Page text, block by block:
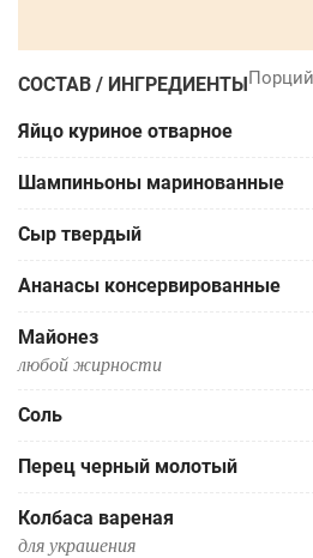
СОСТАВ / ИНГРЕДИЕНТЫ
Яйцо куриное отварное
Шампиньоны маринованные
Сыр твердый
Ананасы консервированные
Майонез
любой жирности
Соль
Перец черный молотый
Колбаса вареная
для украшения